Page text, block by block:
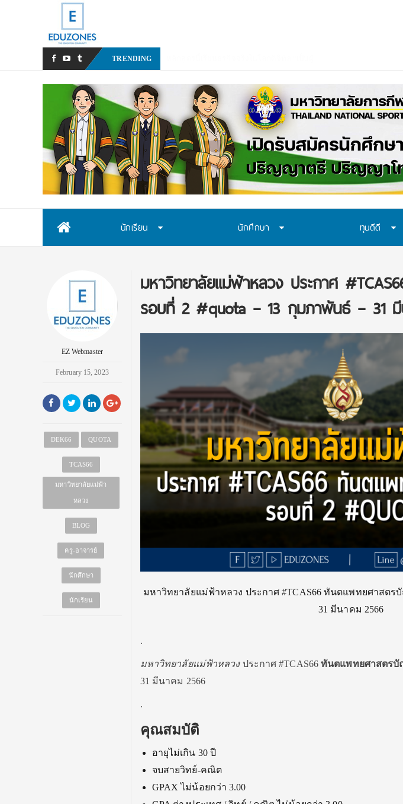
TRENDING
นักเรียน นักศึกษา ทุนดีดี
EZ Webmaster
February 15, 2023
DEK66 QUOTA
TCAS66
มหาวิทยาลัยแม่ฟ้า
หลวง
BLOG
ครู-อาจารย์
นักศึกษา
นักเรียน
มหาวิทยาลัยแม่ฟ้าหลวง ประกาศ
รอบที่ 2 #quota – 13 กุมภาพันธ์ – 31
มหาวิทยาลัยแม่ฟ้าหลวง ประกาศ #TCAS66 ทันตแพทยศาสตร
31 มีนาคม 2566
.
มหาวิทยาลัยแม่ฟ้าหลวงประกาศ #TCAS66ทันตแพทยศาสตรบั
31 มีนาคม 2566
.
คุณสมบัติ
อายุไม่เกิน 30 ปี
จบสายวิทย์-คณิต
GPAX ไม่น้อยกว่า 3.00